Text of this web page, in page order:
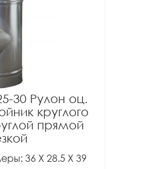
30 Рулон оц.
круглого
прямой
36 X 28.5 X 39